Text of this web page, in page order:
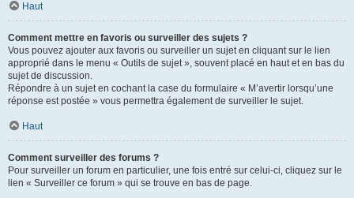
Haut
Comment mettre en favoris ou surveiller des sujets ?
Vous pouvez ajouter aux favoris ou surveiller un sujet en cliquant sur le lien
approprié dans le menu « Outils de sujet », souvent placé en haut et en bas du
sujet de discussion.
Répondre à un sujet en cochant la case du formulaire « M’avertir lorsqu’une
réponse est postée » vous permettra également de surveiller le sujet.
Haut
Comment surveiller des forums ?
Pour surveiller un forum en particulier, une fois entré sur celui-ci, cliquez sur le
lien « Surveiller ce forum » qui se trouve en bas de page.